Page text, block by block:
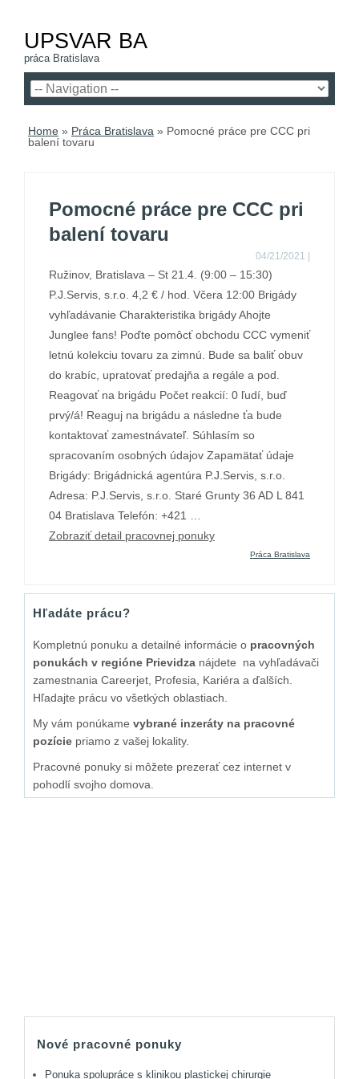
UPSVAR BA
práca Bratislava
Home » Práca Bratislava » Pomocné práce pre CCC pri
balení tovaru
Pomocné práce pre CCC pri
balení tovaru
04/21/2021
Ružinov, Bratislava – St 21.4. (9:00 – 15:30)
P.J.Servis, s.r.o. 4,2 € / hod. Včera 12:00 Brigády
vyhľadávanie Charakteristika brigády Ahojte
Junglee fans! Poďte pomôcť obchodu CCC vymeniť
letnú kolekciu tovaru za zimnú. Bude sa baliť obuv
do krabíc, upratovať predajňa a regále a pod.
Reagovať na brigádu Počet reakcií: 0 ľudí, buď
prvý/á! Reaguj na brigádu a následne ťa bude
kontaktovať zamestnávateľ. Súhlasím so
spracovaním osobných údajov Zapamätať údaje
Brigády: Brigádnická agentúra P.J.Servis, s.r.o.
Adresa: P.J.Servis, s.r.o. Staré Grunty 36 AD L 841
04 Bratislava Telefón: +421 …
Zobraziť detail pracovnej ponuky
Práca Bratislava
Hľadáte prácu?
Kompletnú ponuku a detailné informácie o pracovných
ponukách v regióne Prievidza nájdete na vyhľadávači
zamestnania Careerjet, Profesia, Kariéra a ďalších.
Hľadajte prácu vo všetkých oblastiach.
My vám ponúkame vybrané inzeráty na pracovné
pozície priamo z vašej lokality.
Pracovné ponuky si môžete prezerať cez internet v
pohodlí svojho domova.
Nové pracovné ponuky
Ponuka spolupráce s klinikou plastickej chirurgie